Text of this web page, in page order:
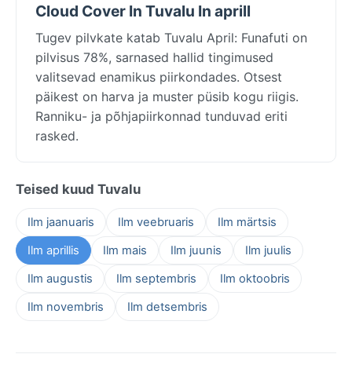
Cloud Cover In Tuvalu In aprill
Tugev pilvkate katab Tuvalu April: Funafuti on
pilvisus 78%, sarnased hallid tingimused
valitsevad enamikus piirkondades. Otsest
päikest on harva ja muster püsib kogu riigis.
Ranniku- ja põhjapiirkonnad tunduvad eriti
rasked.
Teised kuud Tuvalu
Ilm jaanuaris Ilm veebruaris
Ilm märtsis
Ilm aprillis
Ilm mais Ilm juunis
Ilm juulis
Ilm augustis
Ilm septembris
Ilm oktoobris
Ilm novembris
Ilm detsembris